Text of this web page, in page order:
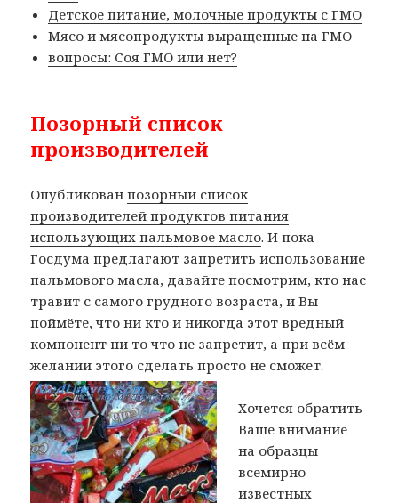
Детское питание, молочные продукты с ГМО
Мясо и мясопродукты выращенные на ГМО
вопросы: Соя ГМО или нет?
Позорный список
производителей
Опубликованпозорный список
производителей продуктов питания
использующих пальмовое масло. И пока
Госдума предлагают запретить использование
пальмового масла, давайте посмотрим, кто нас
травит с самого грудного возраста, и Вы
поймёте, что ни кто и никогда этот вредный
компонент ни то что не запретит, а при всём
желании этого сделать просто не сможет.
Хочется обратить
Ваше внимание
на образцы
всемирно
известных